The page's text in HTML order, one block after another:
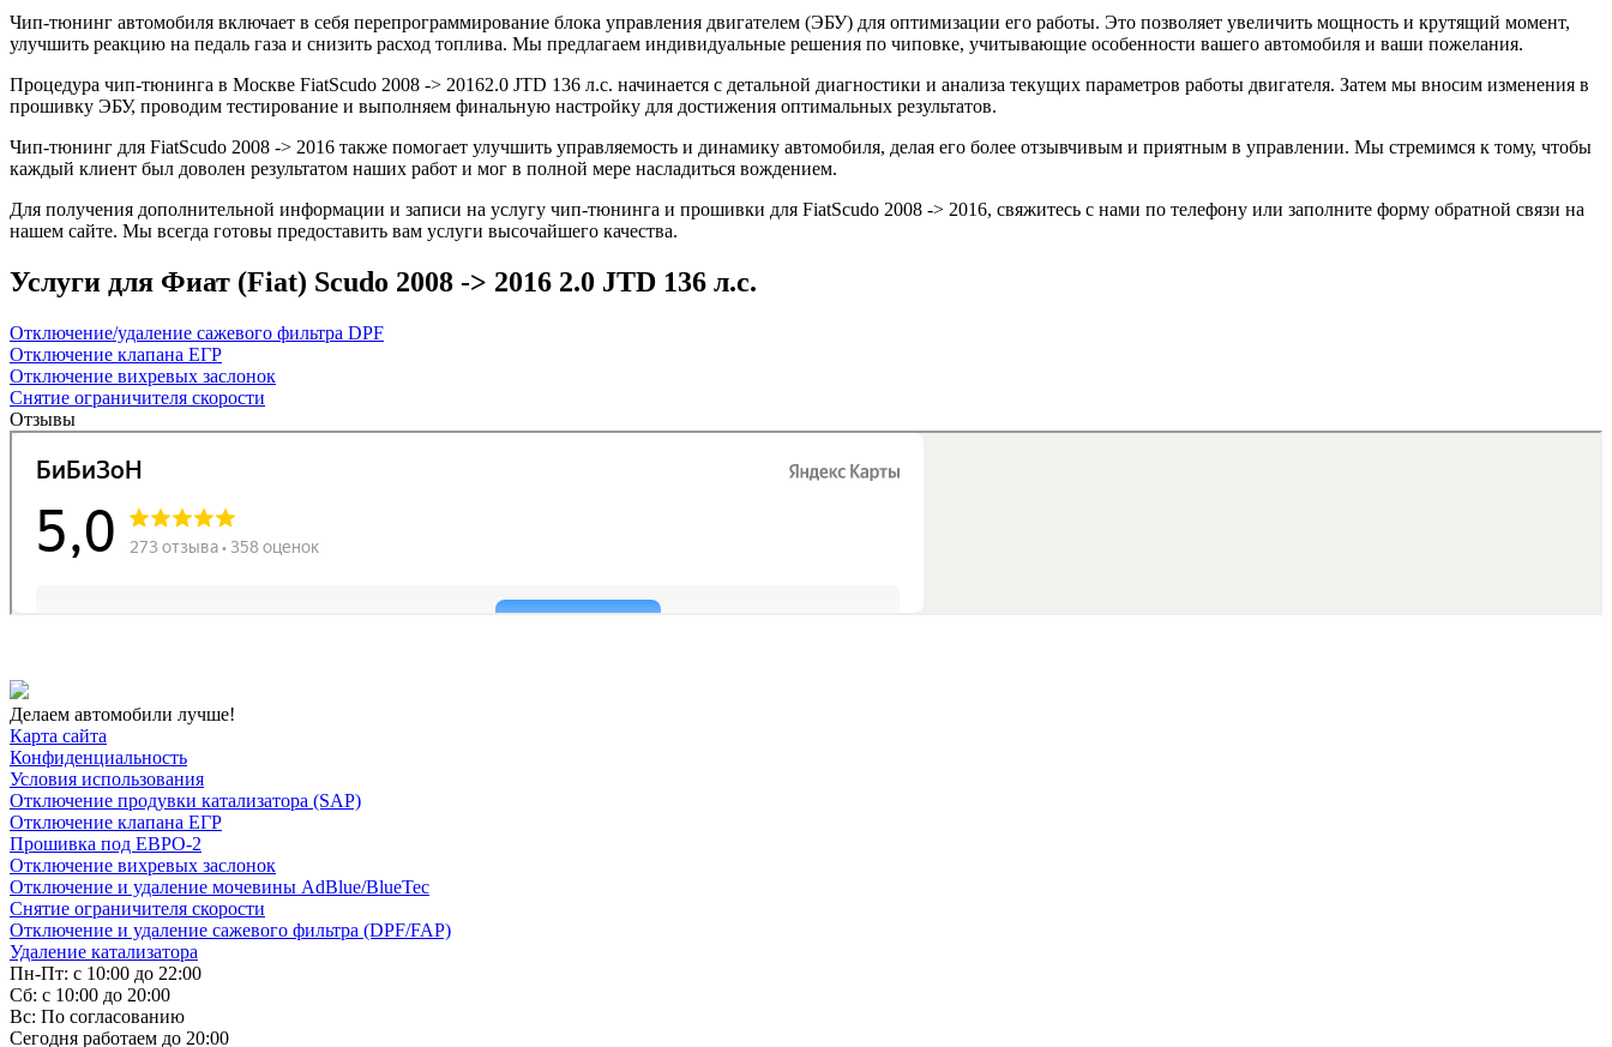
Чип-тюнинг автомобиля включает в себя перепрограммирование блока управления двигателем (ЭБУ) для оптимизации его работы. Это позволяет увеличить мощность и крутящий момент,
улучшить реакцию на педаль газа и снизить расход топлива. Мы предлагаем индивидуальные решения по чиповке, учитывающие особенности вашего автомобиля и ваши пожелания.
Процедура чип-тюнинга в Москве FiatScudo 2008 -> 20162.0 JTD 136 л.с. начинается с детальной диагностики и анализа текущих параметров работы двигателя. Затем мы вносим изменения в
прошивку ЭБУ, проводим тестирование и выполняем финальную настройку для достижения оптимальных результатов.
Чип-тюнинг для FiatScudo 2008 -> 2016 также помогает улучшить управляемость и динамику автомобиля, делая его более отзывчивым и приятным в управлении. Мы стремимся к тому, чтобы
каждый клиент был доволен результатом наших работ и мог в полной мере насладиться вождением.
Для получения дополнительной информации и записи на услугу чип-тюнинга и прошивки для FiatScudo 2008 -> 2016, свяжитесь с нами по телефону или заполните форму обратной связи на
нашем сайте. Мы всегда готовы предоставить вам услуги высочайшего качества.
Услуги для Фиат (Fiat) Scudo 2008 -> 2016 2.0 JTD 136 л.с.
Отключение/удаление сажевого фильтра DPF
Отключение клапана ЕГР
Отключение вихревых заслонок
Снятие ограничителя скорости
Отзывы
Делаем автомобили лучше!
Карта сайта
Конфиденциальность
Условия использования
Отключение продувки катализатора (SAP)
Отключение клапана ЕГР
Прошивка под ЕВРО-2
Отключение вихревых заслонок
Отключение и удаление мочевины AdBlue/BlueTec
Снятие ограничителя скорости
Отключение и удаление сажевого фильтра (DPF/FAP)
Удаление катализатора
Пн-Пт: с 10:00 до 22:00
Сб: с 10:00 до 20:00
Вс: По согласованию
Сегодня работаем до 20:00